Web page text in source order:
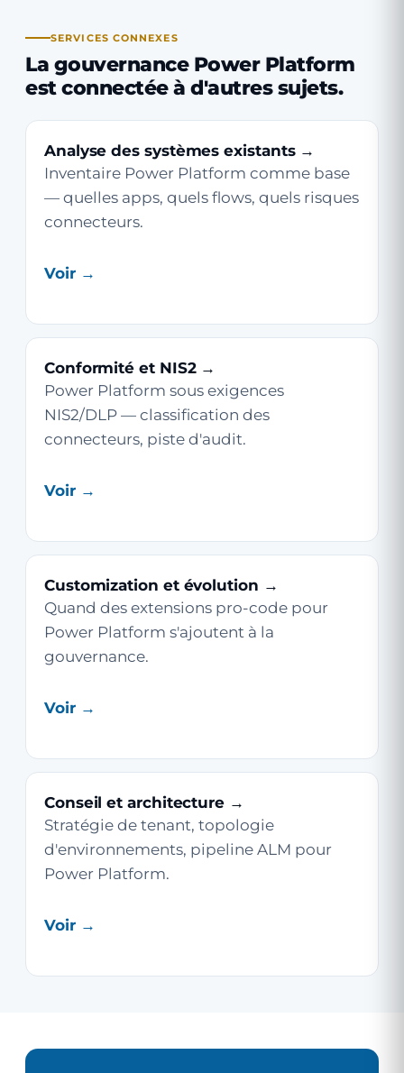
SERVICES CONNEXES
La gouvernance Power Platform
est connectée à d'autres sujets.
Analyse des systèmes existants →
Inventaire Power Platform comme base
— quelles apps, quels flows, quels risques
connecteurs.
Voir →
Conformité et NIS2 →
Power Platform sous exigences
NIS2/DLP — classification des
connecteurs, piste d'audit.
Voir →
Customization et évolution →
Quand des extensions pro-code pour
Power Platform s'ajoutent à la
gouvernance.
Voir →
Conseil et architecture →
Stratégie de tenant, topologie
d'environnements, pipeline ALM pour
Power Platform.
Voir →